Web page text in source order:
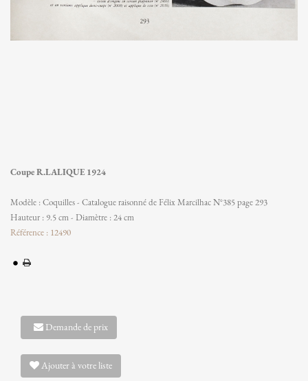
Coupe R.LALIQUE 1924
Modèle : Coquilles - Catalogue raisonné de Félix Marcilhac N°385 page 293
Hauteur : 9.5 cm - Diamètre : 24 cm
Référence : 12490
Demande de prix
Ajouter à votre liste